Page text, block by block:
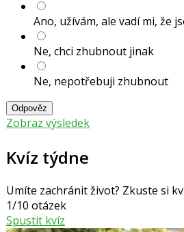
Ano, užívám, ale vadí mi, že
Ne, chci zhubnout jinak
Ne, nepotřebuji zhubnout
Odpověz
Zobraz výsledek
Kvíz týdne
Umíte zachránit život? Zkuste si
1/10 otázek
Spustit kvíz